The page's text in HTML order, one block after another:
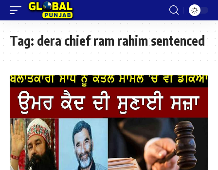
Tag: dera chief ram rahim sentenced